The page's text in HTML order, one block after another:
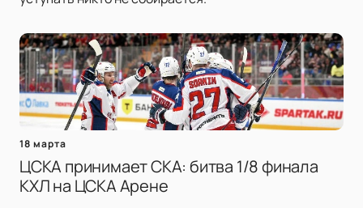
18 марта
ЦСКА принимает СКА: битва 1/8 финала
КХЛ на ЦСКА Арене